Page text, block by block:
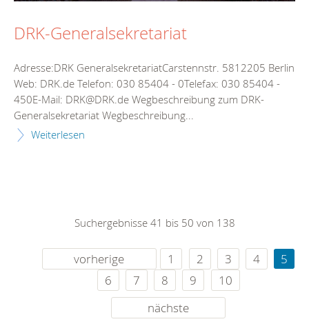
DRK-Generalsekretariat
Adresse:DRK GeneralsekretariatCarstennstr. 5812205 Berlin
Web: DRK.de Telefon: 030 85404 - 0Telefax: 030 85404 -
450E-Mail: DRK@DRK.de Wegbeschreibung zum DRK-
Generalsekretariat Wegbeschreibung...
Weiterlesen
Suchergebnisse 41 bis 50 von 138
vorherige 1 2 3 4
5
6
7 8 9
10
nächste